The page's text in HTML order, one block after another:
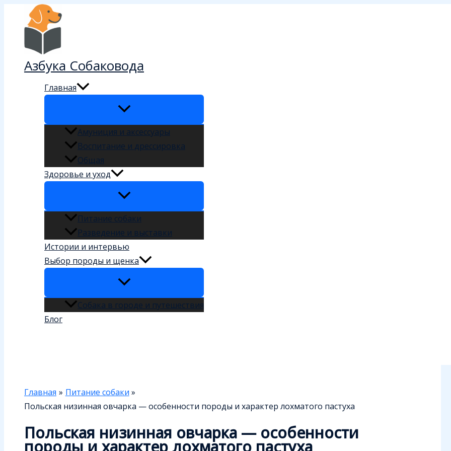
Перейти
Азбука Собаковода
Главная
Амуниция и аксессуары
Воспитание и дрессировка
Общая
Здоровье и уход
Питание собаки
Разведение и выставки
Истории и интервью
Выбор породы и щенка
Собака в городе и путешествия
Блог
Главная
Питание собаки
Польская низинная овчарка — особенности породы и характер лохматого пастуха
Польская низинная овчарка — особенности
породы и характер лохматого пастуха